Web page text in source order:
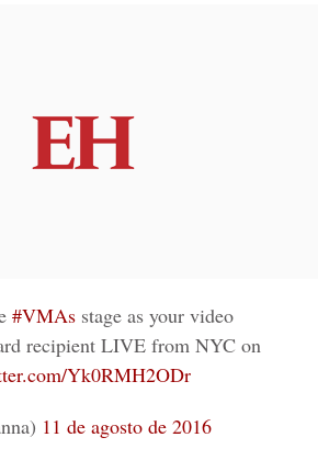
#VMAs stage as your video
recipient LIVE from NYC on
Yk0RMH2ODr
11 de agosto de 2016